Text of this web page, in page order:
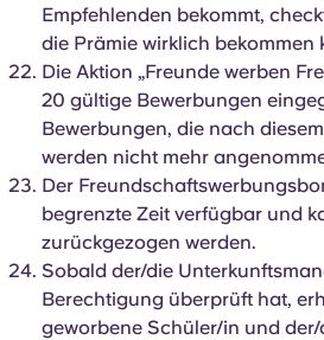
Empfehlenden bekommt,
die Prämie wirklich bekommen
Die Aktion „Freunde werben
20 gültige Bewerbungen
Bewerbungen, die nach
werden nicht mehr
Der
begrenzte Zeit verfügbar und
zurückgezogen werden.
Sobald der/die
Berechtigung überprüft hat,
geworbene Schüler/in und